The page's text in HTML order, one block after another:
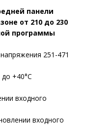
панели
от 210 до 230
программы
251-471
+40°С
входного
входного